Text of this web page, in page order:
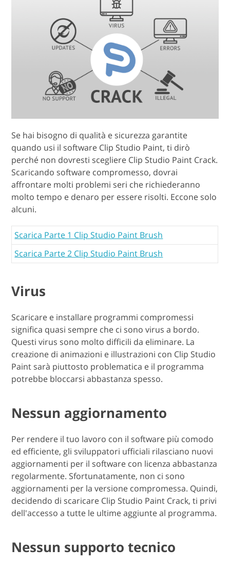
Se hai bisogno di qualità e sicurezza garantite
quando usi il software Clip Studio Paint, ti dirò
perché non dovresti scegliere Clip Studio Paint Crack.
Scaricando software compromesso, dovrai
affrontare molti problemi seri che richiederanno
molto tempo e denaro per essere risolti. Eccone solo
alcuni.
Scarica Parte 1 Clip Studio Paint Brush
Scarica Parte 2 Clip Studio Paint Brush
Virus
Scaricare e installare programmi compromessi
significa quasi sempre che ci sono virus a bordo.
Questi virus sono molto difficili da eliminare. La
creazione di animazioni e illustrazioni con Clip Studio
Paint sarà piuttosto problematica e il programma
potrebbe bloccarsi abbastanza spesso.
Nessun aggiornamento
Per rendere il tuo lavoro con il software più comodo
ed efficiente, gli sviluppatori ufficiali rilasciano nuovi
aggiornamenti per il software con licenza abbastanza
regolarmente. Sfortunatamente, non ci sono
aggiornamenti per la versione compromessa. Quindi,
decidendo di scaricare Clip Studio Paint Crack, ti privi
dell'accesso a tutte le ultime aggiunte al programma.
Nessun supporto tecnico